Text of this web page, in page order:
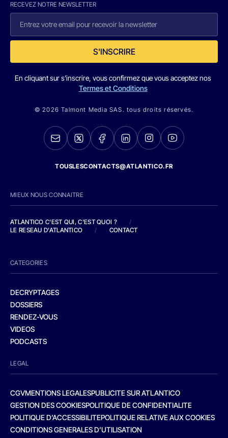
RECEVEZ NOTRE NEWSLETTER
S'INSCRIRE
En cliquant sur s'inscrire, vous confirmez que vous acceptez nos
Termes et Conditions
© 2026 Talmont Media SAS. tous droits réservés.
TOUSLESCONTACTS@ATLANTICO.FR
MIEUX NOUS CONNAITRE
ATLANTICO C'EST QUI, C'EST QUOI ?
/
LE RESEAU D'ATLANTICO
/ CONTACT
CATEGORIES
DECRYPTAGES
DOSSIERS
RENDEZ-VOUS
VIDEOS
PODCASTS
LEGAL
CGVMENTIONS LEGALESPUBLICITE SUR ATLANTICO
GESTION DES COOKIESPOLITIQUE DE CONFIDENTIALITE
POLITIQUE D’ACCESSIBILITEPOLITIQUE RELATIVE AUX COOKIES
CONDITIONS GENERALES D’UTILISATION